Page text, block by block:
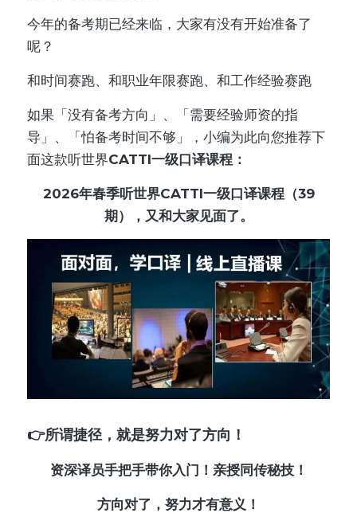
今年的备考期已经来临，大家有没有开始准备了
呢？
和时间赛跑、和职业年限赛跑、和工作经验赛跑
如果「没有备考方向」、「需要经验师资的指
导」、「怕备考时间不够」，小编为此向您推荐下
面这款听世界CATTI一级口译课程：
2026年春季听世界CATTI一级口译课程（39
期），又和大家见面了。
👉所谓捷径，就是努力对了方向！
资深译员手把手带你入门！亲授同传秘技！
方向对了，努力才有意义！